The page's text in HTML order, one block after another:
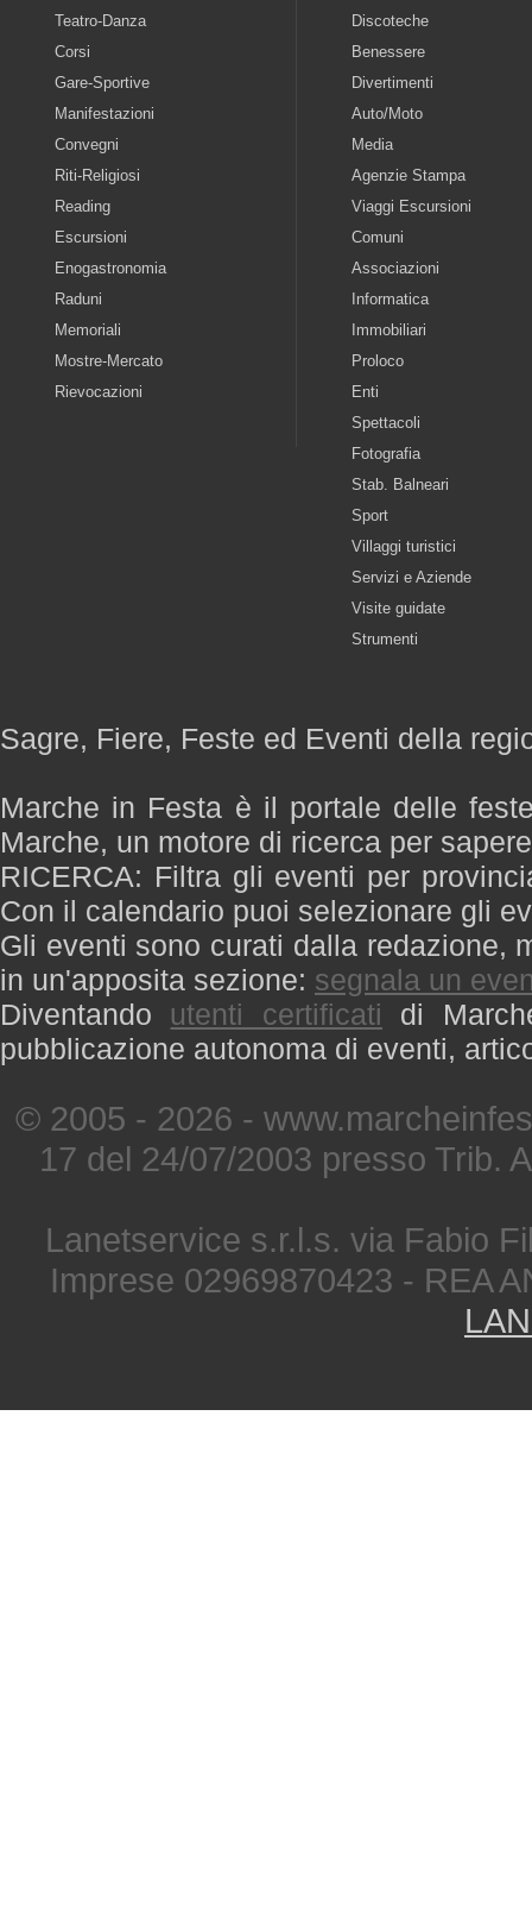
Teatro-Danza
Corsi
Gare-Sportive
Manifestazioni
Convegni
Riti-Religiosi
Reading
Escursioni
Enogastronomia
Raduni
Memoriali
Mostre-Mercato
Rievocazioni
Discoteche
Benessere
Divertimenti
Auto/Moto
Media
Agenzie Stampa
Viaggi Escursioni
Comuni
Associazioni
Informatica
Immobiliari
Proloco
Enti
Spettacoli
Fotografia
Stab. Balneari
Sport
Villaggi turistici
Servizi e Aziende
Visite guidate
Strumenti
Sagre, Fiere, Feste ed Eventi della
Marche in Festa è il portale delle
Marche, un motore di ricerca per
RICERCA: Filtra gli eventi per
Con il calendario puoi selezionare gli
Gli eventi sono curati dalla redazione,
in un'apposita sezione: segnala un
Diventando utenti certificati di
pubblicazione autonoma di eventi,
© 2005 - 2026 -
17 del 24/07/2003 presso Trib.
Lanetservice s.r.l.s. via Fabio
Imprese 02969870423 - REA